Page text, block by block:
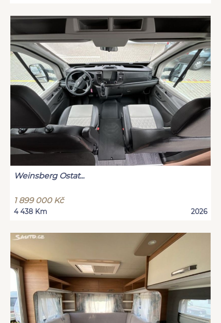
Weinsberg Ostat...
1 899 000 Kč
4 438 Km 2026